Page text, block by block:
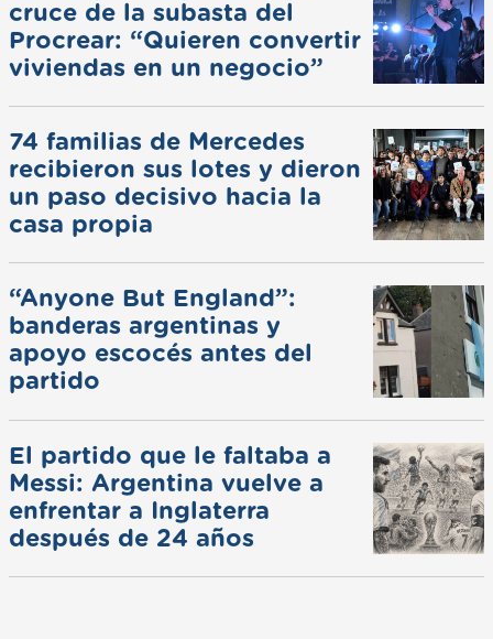
cruce de la subasta del
Procrear: “Quieren convertir
viviendas en un negocio”
74 familias de Mercedes
recibieron sus lotes y dieron
un paso decisivo hacia la
casa propia
“Anyone But England”:
banderas argentinas y
apoyo escocés antes del
partido
El partido que le faltaba a
Messi: Argentina vuelve a
enfrentar a Inglaterra
después de 24 años